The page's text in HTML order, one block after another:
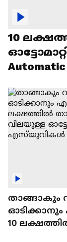
10
Automatic
താങ്ങാകും
ഓടിക്കാനും
10